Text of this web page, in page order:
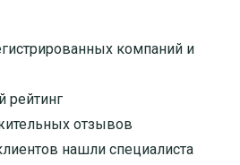
компаний и
рейтинг
отзывов
нашли специалиста